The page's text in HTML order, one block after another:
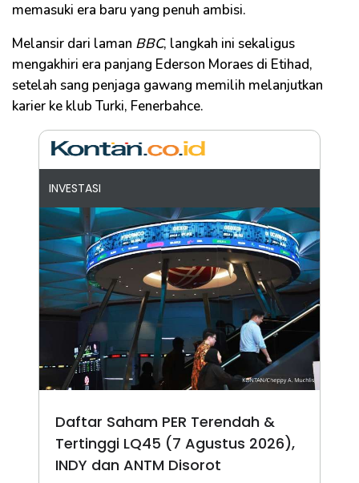
memasuki era baru yang penuh ambisi.
Melansir dari laman BBC, langkah ini sekaligus
mengakhiri era panjang Ederson Moraes di Etihad,
setelah sang penjaga gawang memilih melanjutkan
karier ke klub Turki, Fenerbahce.
INVESTASI
Daftar Saham PER Terendah &
Tertinggi LQ45 (7 Agustus 2026),
INDY dan ANTM Disorot